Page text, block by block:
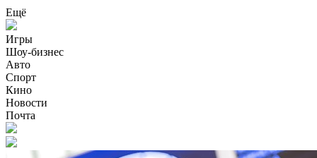
Ещё
Игры
Шоу-бизнес
Авто
Спорт
Кино
Новости
Почта